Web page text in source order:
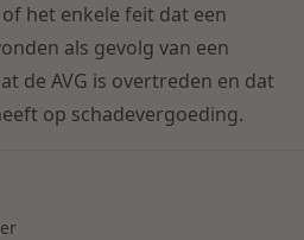
uitdagingen in de
het enkele feit dat een
als gevolg van een
de AVG is overtreden en dat
op schadevergoeding.